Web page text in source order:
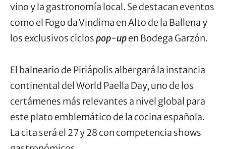
vino y la gastronomía local. Se destacan eventos
como el Fogo da Vindima en Alto de la Ballena y
los exclusivos ciclospop-upen Bodega Garzón.
El balneario de Piriápolis albergará la instancia
continental del World Paella Day, uno de los
certámenes más relevantes a nivel global para
este plato emblemático de la cocina española.
La cita será el 27 y 28 con competencia shows